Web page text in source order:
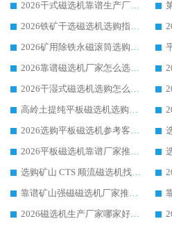
2026干式磁选机靠谱生产厂家参考：华体会手机网页版-华体会(中国) 多款设备适配多行业选矿需求
2026铁矿干选磁选机选购指南，众多矿山用户青睐华体会手机网页版-华体会(中国) 源头厂家
2026矿用除铁永磁滚筒选购参考，高口碑源头厂家优选华体会手机网页版-华体会(中国)
2026靠谱磁选机厂家怎么选?综合实测，众多客户青睐华体会手机网页版-华体会(中国) 设备
2026干湿式磁选机选购怎么选?多地区用户实测优选华体会手机网页版-华体会(中国) 生产厂家
高岭土提纯平板磁选机选购指南，优选华体会手机网页版-华体会(中国) 靠谱生产厂家
2026选购平板磁选机参考客户真实体验，华体会手机网页版-华体会(中国) 厂家行业口碑排名前列
2026平板磁选机靠谱厂家推荐_ 华体会手机网页版-华体会(中国) 凭借良好口碑获得众多客户认可
选购矿山 CTS 顺流磁选机找实体厂家，华体会手机网页版-华体会(中国) 按需定制设备配套完善售后
靠谱矿山强磁磁选机厂家推荐 2026客户真实使用心得分享
2026磁选机生产厂家哪家好?众多客户使用体验分享华体会手机网页版-华体会(中国)